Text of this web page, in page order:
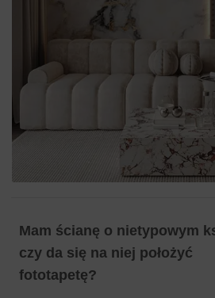
Mam ścianę o nietypowym
czy da się na niej położyć
fototapetę?